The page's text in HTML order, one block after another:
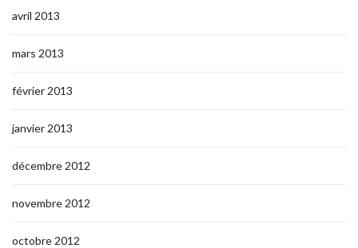
avril 2013
mars 2013
février 2013
janvier 2013
décembre 2012
novembre 2012
octobre 2012